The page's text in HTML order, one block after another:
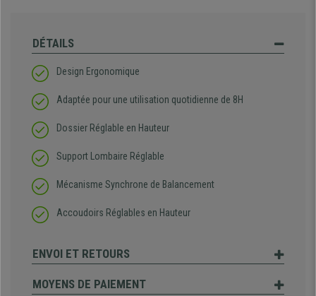
DÉTAILS
Design Ergonomique
Adaptée pour une utilisation quotidienne de 8H
Dossier Réglable en Hauteur
Support Lombaire Réglable
Mécanisme Synchrone de Balancement
Accoudoirs Réglables en Hauteur
ENVOI ET RETOURS
MOYENS DE PAIEMENT